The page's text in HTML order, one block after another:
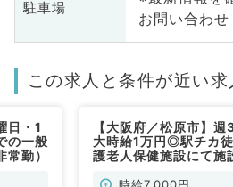
駐車場
お問い合わせ
この求人と条件が近い求
日・1
の一般
勤）
【大阪府／松原市】
大時給1万円◎駅チカ
護老人保健施設にて施
時給7,000円